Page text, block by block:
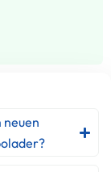
neuen